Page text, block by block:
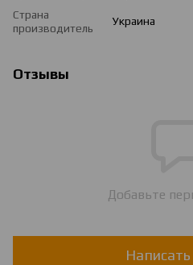
Страна
производитель
Украина
Отзывы
Добавьте